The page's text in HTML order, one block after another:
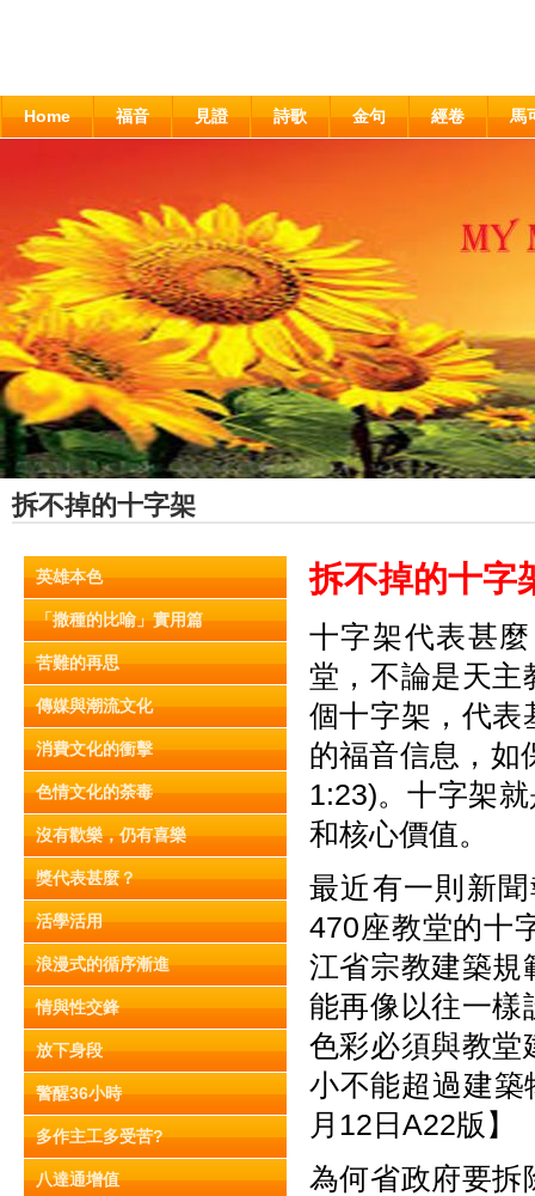
Home 福音 見證 詩歌 金句 經卷 馬
拆不掉的十字架
英雄本色
「撒種的比喻」實用篇
苦難的再思
傳媒與潮流文化
消費文化的衝擊
色情文化的荼毒
沒有歡樂，仍有喜樂
獎代表甚麼？
活學活用
浪漫式的循序漸進
情與性交鋒
放下身段
警醒36小時
多作主工多受苦?
八達通增值
拆不掉的十字
十字架代表甚
堂，不論是天主
個十字架，代表
的福音信息，如
1:23)。十字架
和核心價值。
最近有一則新
470座教堂的十
江省宗教建築規
能再像以往一樣
色彩必須與教堂
小不能超過建
月12日A22版】
為何省政府要拆